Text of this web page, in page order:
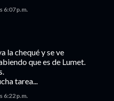
6:07 p.m.
la chequé y se ve
que es de Lumet.
tarea...
6:22 p.m.